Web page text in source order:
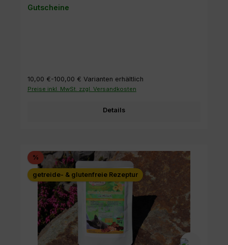
Gutscheine
10,00 €-100,00 € Varianten erhältlich
Preise inkl. MwSt. zzgl. Versandkosten
Details
%Rabatt
getreide- & glutenfreie Rezeptur